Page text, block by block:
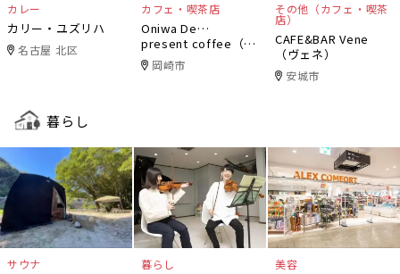
カレー
カリー・ユズリハ
名古屋 北区
カフェ・喫茶店
Oniwa De…
present coffee（オ
ニワデ）
岡崎市
その他（カフェ・喫茶
店）
CAFE&BAR Vene
（ヴェネ）
安城市
暮らし
サウナ 暮らし 美容